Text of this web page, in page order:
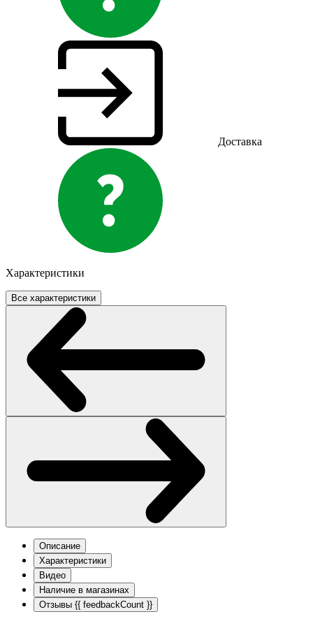
Доставка
Характеристики
Все характеристики
Описание
Характеристики
Видео
Наличие в магазинах
Отзывы {{ feedbackCount }}